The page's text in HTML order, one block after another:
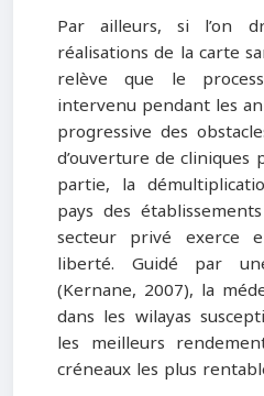
Par ailleurs, si l’on
réalisations de la carte
relève que le
intervenu pendant les
progressive des
d’ouverture de
partie, la
pays des
secteur privé exerce
liberté. Guidé par
(Kernane, 2007), la
dans les wilayas
les meilleurs
créneaux les plus